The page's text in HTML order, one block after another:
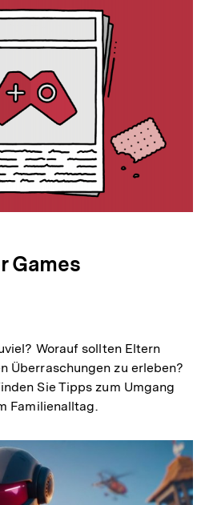
Games
Worauf sollten Eltern
Überraschungen zu erleben?
Sie Tipps zum Umgang
Familienalltag.